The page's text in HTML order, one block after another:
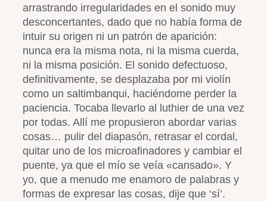
arrastrando irregularidades en el sonido muy
desconcertantes, dado que no había forma de
intuir su origen ni un patrón de aparición:
nunca era la misma nota, ni la misma cuerda,
ni la misma posición. El sonido defectuoso,
definitivamente, se desplazaba por mi violín
como un saltimbanqui, haciéndome perder la
paciencia. Tocaba llevarlo al luthier de una vez
por todas. Allí me propusieron abordar varias
cosas… pulir del diapasón, retrasar el cordal,
quitar uno de los microafinadores y cambiar el
puente, ya que el mío se veía «cansado». Y
yo, que a menudo me enamoro de palabras y
formas de expresar las cosas, dije que ‘sí’.